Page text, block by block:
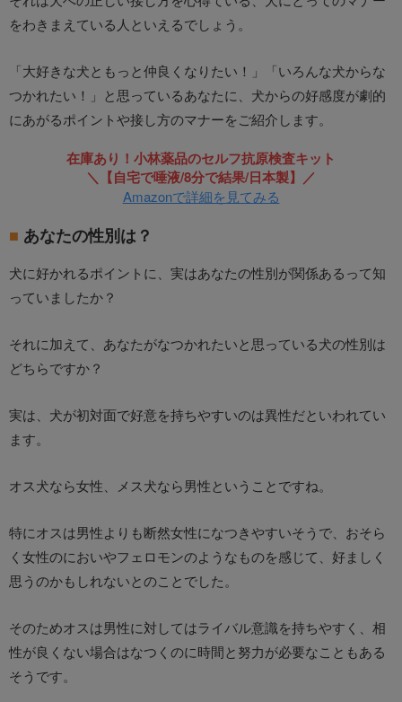
をわきまえている人といえるでしょう。
「大好きな犬ともっと仲良くなりたい！」「いろんな犬からな
つかれたい！」と思っているあなたに、犬からの好感度が劇的
にあがるポイントや接し方のマナーをご紹介します。
在庫あり！小林薬品のセルフ抗原検査キット
＼【自宅で唾液/8分で結果/日本製】／
Amazonで詳細を見てみる
あなたの性別は？
犬に好かれるポイントに、実はあなたの性別が関係あるって知
っていましたか？
それに加えて、あなたがなつかれたいと思っている犬の性別は
どちらですか？
実は、犬が初対面で好意を持ちやすいのは異性だといわれてい
ます。
オス犬なら女性、メス犬なら男性ということですね。
特にオスは男性よりも断然女性になつきやすいそうで、おそら
く女性のにおいやフェロモンのようなものを感じて、好ましく
思うのかもしれないとのことでした。
そのためオスは男性に対してはライバル意識を持ちやすく、相
性が良くない場合はなつくのに時間と努力が必要なこともある
そうです。